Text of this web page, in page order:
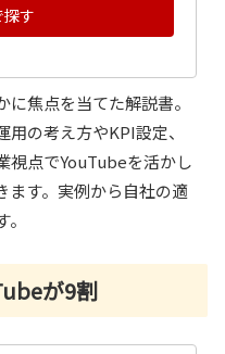
す
焦点を当てた解説書。
の考え方やKPI設定、
視点でYouTubeを活かし
ます。実例から自社の適
が9割